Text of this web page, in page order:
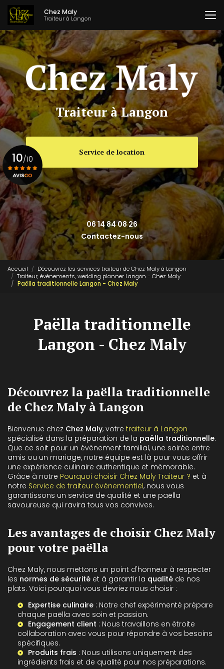
Aller
contenu
principal
Chez Maly
Traiteur à Langon
Traiteur à Langon
Service de location
06 14 84 08 26
Contactez-nous
10/10
Voir le certificat
Accueil
Découvrez les services traiteur de Chez Maly à Langon
Traiteur, évènements, wedding planner Langon - Chez Maly
Paëlla traditionnelle Langon - Chez Maly
Paëlla traditionnelle
Langon - Chez Maly
Découvrez la paëlla traditionnelle
de Chez Maly à Langon
Bienvenue chez Chez Maly, votre traiteur à Langon
spécialisé dans la préparation de la paëlla traditionnelle.
Que ce soit pour un événement familial, une soirée entre
amis ou un mariage, notre équipe est là pour vous offrir
une expérience culinaire authentique et mémorable.
Grâce à notre Pourquoi choisir Chez Maly Traiteur ? et à
notre Service de traiteur évènementiel, nous vous
garantissons un service de qualité et une paëlla
savoureuse qui ravira tous vos convives.
Les avantages de choisir Chez Maly
pour votre paëlla
Chez Maly, nous mettons un point d'honneur à respecter
les normes de sécurité et à garantir la qualité de nos
plats. Voici pourquoi vous devriez nous choisir :
Expertise culinaire : Notre chef expérimenté prépare
chaque paëlla avec soin et passion.
Engagement client : Nous travaillons en étroite
collaboration avec vous pour répondre à vos besoins
spécifiques.
Produits frais : Nous utilisons uniquement des
ingrédients frais et de qualité pour nos préparations.